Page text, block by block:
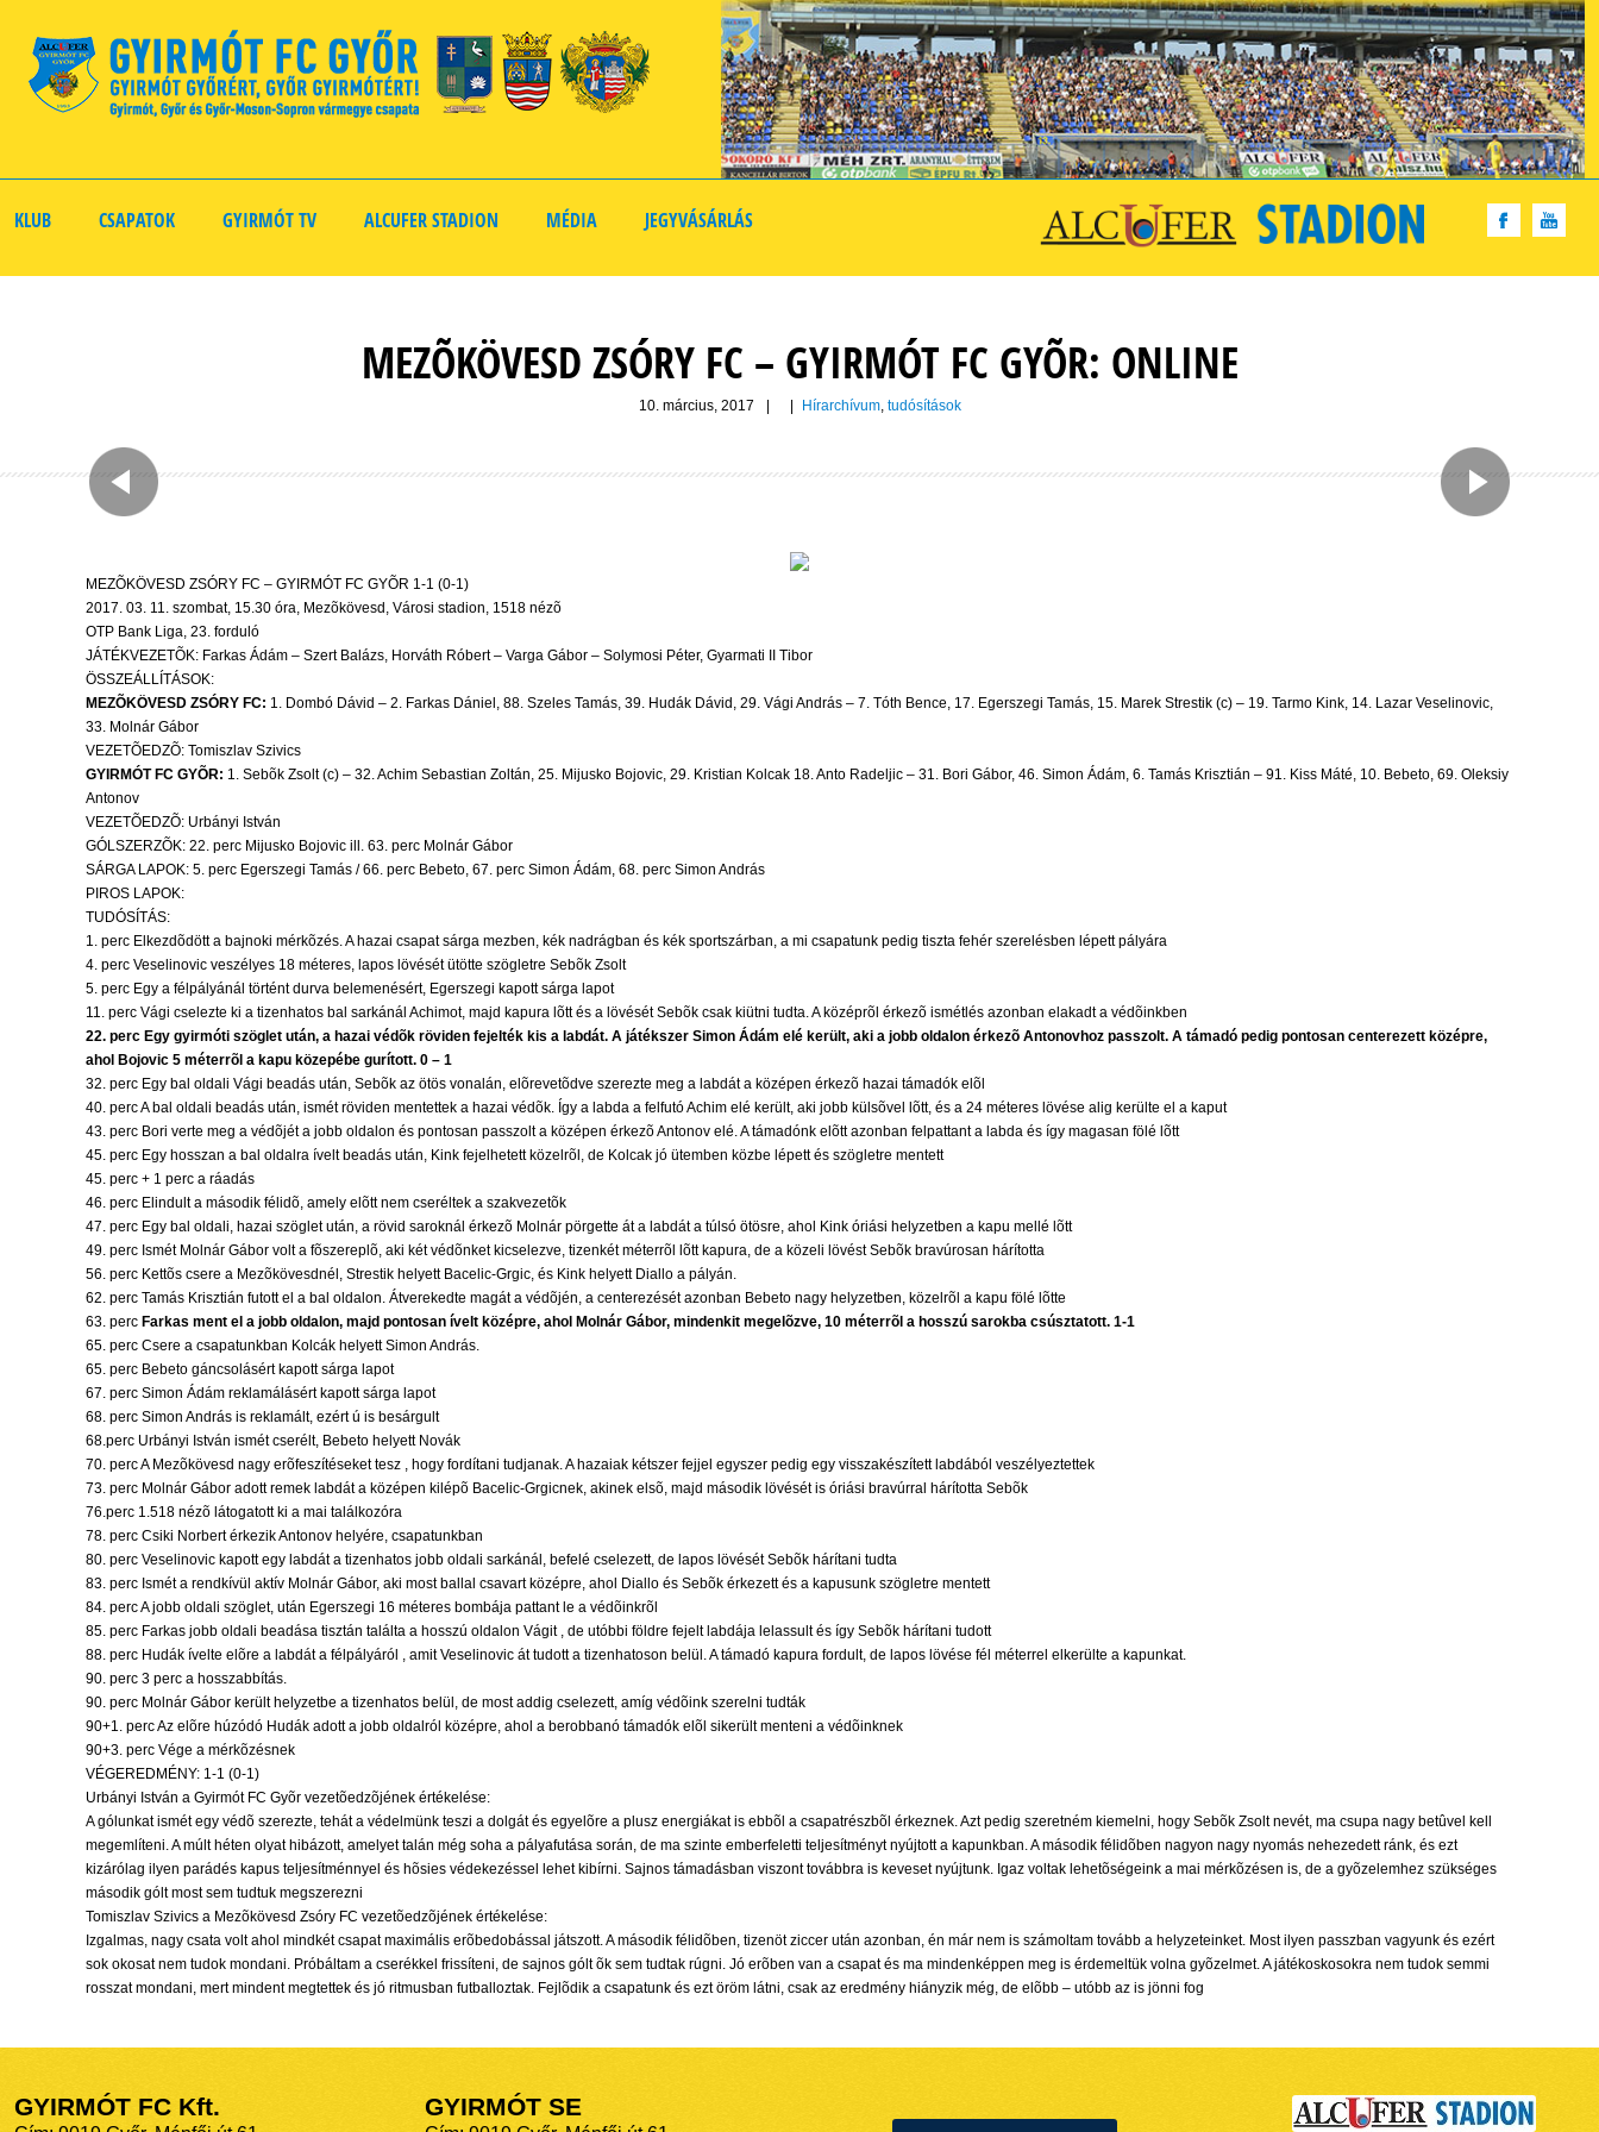
KLUB CSAPATOK GYIRMÓT TV ALCUFER STADION MÉDIA JEGYVÁSÁRLÁS
MEZÕKÖVESD ZSÓRY FC – GYIRMÓT FC GYÕR: ONLINE
10. március, 2017 Hírarchívum, tudósítások
MEZÕKÖVESD ZSÓRY FC – GYIRMÓT FC GYÕR 1-1 (0-1)
2017. 03. 11. szombat, 15.30 óra, Mezõkövesd, Városi stadion, 1518 nézõ
OTP Bank Liga, 23. forduló
JÁTÉKVEZETÕK: Farkas Ádám – Szert Balázs, Horváth Róbert – Varga Gábor – Solymosi Péter, Gyarmati II Tibor
ÖSSZEÁLLÍTÁSOK:
MEZÕKÖVESD ZSÓRY FC: 1. Dombó Dávid – 2. Farkas Dániel, 88. Szeles Tamás, 39. Hudák Dávid, 29. Vági András – 7. Tóth Bence, 17. Egerszegi Tamás, 15. Marek Strestik (c) – 19. Tarmo Kink, 14. Lazar Veselinovic,
33. Molnár Gábor
VEZETÕEDZÕ: Tomiszlav Szivics
GYIRMÓT FC GYÕR: 1. Sebõk Zsolt (c) – 32. Achim Sebastian Zoltán, 25. Mijusko Bojovic, 29. Kristian Kolcak 18. Anto Radeljic – 31. Bori Gábor, 46. Simon Ádám, 6. Tamás Krisztián – 91. Kiss Máté, 10. Bebeto, 69. Oleksiy
Antonov
VEZETÕEDZÕ: Urbányi István
GÓLSZERZÕK: 22. perc Mijusko Bojovic ill. 63. perc Molnár Gábor
SÁRGA LAPOK: 5. perc Egerszegi Tamás / 66. perc Bebeto, 67. perc Simon Ádám, 68. perc Simon András
PIROS LAPOK:
TUDÓSÍTÁS:
1. perc Elkezdõdött a bajnoki mérkõzés. A hazai csapat sárga mezben, kék nadrágban és kék sportszárban, a mi csapatunk pedig tiszta fehér szerelésben lépett pályára
4. perc Veselinovic veszélyes 18 méteres, lapos lövését ütötte szögletre Sebõk Zsolt
5. perc Egy a félpályánál történt durva belemenésért, Egerszegi kapott sárga lapot
11. perc Vági cselezte ki a tizenhatos bal sarkánál Achimot, majd kapura lõtt és a lövését Sebõk csak kiütni tudta. A középrõl érkezõ ismétlés azonban elakadt a védõinkben
22. perc Egy gyirmóti szöglet után, a hazai védõk röviden fejelték kis a labdát. A játékszer Simon Ádám elé került, aki a jobb oldalon érkezõ Antonovhoz passzolt. A támadó pedig pontosan centerezett középre,
ahol Bojovic 5 méterrõl a kapu közepébe gurított. 0 – 1
32. perc Egy bal oldali Vági beadás után, Sebõk az ötös vonalán, elõrevetõdve szerezte meg a labdát a középen érkezõ hazai támadók elõl
40. perc A bal oldali beadás után, ismét röviden mentettek a hazai védõk. Így a labda a felfutó Achim elé került, aki jobb külsõvel lõtt, és a 24 méteres lövése alig kerülte el a kaput
43. perc Bori verte meg a védõjét a jobb oldalon és pontosan passzolt a középen érkezõ Antonov elé. A támadónk elõtt azonban felpattant a labda és így magasan fölé lõtt
45. perc Egy hosszan a bal oldalra ívelt beadás után, Kink fejelhetett közelrõl, de Kolcak jó ütemben közbe lépett és szögletre mentett
45. perc + 1 perc a ráadás
46. perc Elindult a második félidõ, amely elõtt nem cseréltek a szakvezetõk
47. perc Egy bal oldali, hazai szöglet után, a rövid saroknál érkezõ Molnár pörgette át a labdát a túlsó ötösre, ahol Kink óriási helyzetben a kapu mellé lõtt
49. perc Ismét Molnár Gábor volt a fõszereplõ, aki két védõnket kicselezve, tizenkét méterrõl lõtt kapura, de a közeli lövést Sebõk bravúrosan hárította
56. perc Kettõs csere a Mezõkövesdnél, Strestik helyett Bacelic-Grgic, és Kink helyett Diallo a pályán.
62. perc Tamás Krisztián futott el a bal oldalon. Átverekedte magát a védõjén, a centerezését azonban Bebeto nagy helyzetben, közelrõl a kapu fölé lõtte
63. perc Farkas ment el a jobb oldalon, majd pontosan ívelt középre, ahol Molnár Gábor, mindenkit megelõzve, 10 méterrõl a hosszú sarokba csúsztatott. 1-1
65. perc Csere a csapatunkban Kolcák helyett Simon András.
65. perc Bebeto gáncsolásért kapott sárga lapot
67. perc Simon Ádám reklamálásért kapott sárga lapot
68. perc Simon András is reklamált, ezért ú is besárgult
68.perc Urbányi István ismét cserélt, Bebeto helyett Novák
70. perc A Mezõkövesd nagy erõfeszítéseket tesz , hogy fordítani tudjanak. A hazaiak kétszer fejjel egyszer pedig egy visszakészített labdából veszélyeztettek
73. perc Molnár Gábor adott remek labdát a középen kilépõ Bacelic-Grgicnek, akinek elsõ, majd második lövését is óriási bravúrral hárította Sebõk
76.perc 1.518 nézõ látogatott ki a mai találkozóra
78. perc Csiki Norbert érkezik Antonov helyére, csapatunkban
80. perc Veselinovic kapott egy labdát a tizenhatos jobb oldali sarkánál, befelé cselezett, de lapos lövését Sebõk hárítani tudta
83. perc Ismét a rendkívül aktív Molnár Gábor, aki most ballal csavart középre, ahol Diallo és Sebõk érkezett és a kapusunk szögletre mentett
84. perc A jobb oldali szöglet, után Egerszegi 16 méteres bombája pattant le a védõinkrõl
85. perc Farkas jobb oldali beadása tisztán találta a hosszú oldalon Vágit , de utóbbi földre fejelt labdája lelassult és így Sebõk hárítani tudott
88. perc Hudák ívelte elõre a labdát a félpályáról , amit Veselinovic át tudott a tizenhatoson belül. A támadó kapura fordult, de lapos lövése fél méterrel elkerülte a kapunkat.
90. perc 3 perc a hosszabbítás.
90. perc Molnár Gábor került helyzetbe a tizenhatos belül, de most addig cselezett, amíg védõink szerelni tudták
90+1. perc Az elõre húzódó Hudák adott a jobb oldalról középre, ahol a berobbanó támadók elõl sikerült menteni a védõinknek
90+3. perc Vége a mérkõzésnek
VÉGEREDMÉNY: 1-1 (0-1)
Urbányi István a Gyirmót FC Gyõr vezetõedzõjének értékelése:
A gólunkat ismét egy védõ szerezte, tehát a védelmünk teszi a dolgát és egyelõre a plusz energiákat is ebbõl a csapatrészbõl érkeznek. Azt pedig szeretném kiemelni, hogy Sebõk Zsolt nevét, ma csupa nagy betûvel kell
megemlíteni. A múlt héten olyat hibázott, amelyet talán még soha a pályafutása során, de ma szinte emberfeletti teljesítményt nyújtott a kapunkban. A második félidõben nagyon nagy nyomás nehezedett ránk, és ezt
kizárólag ilyen parádés kapus teljesítménnyel és hõsies védekezéssel lehet kibírni. Sajnos támadásban viszont továbbra is keveset nyújtunk. Igaz voltak lehetõségeink a mai mérkõzésen is, de a gyõzelemhez szükséges
második gólt most sem tudtuk megszerezni
Tomiszlav Szivics a Mezõkövesd Zsóry FC vezetõedzõjének értékelése:
Izgalmas, nagy csata volt ahol mindkét csapat maximális erõbedobással játszott. A második félidõben, tizenöt ziccer után azonban, én már nem is számoltam tovább a helyzeteinket. Most ilyen passzban vagyunk és ezért
sok okosat nem tudok mondani. Próbáltam a cserékkel frissíteni, de sajnos gólt õk sem tudtak rúgni. Jó erõben van a csapat és ma mindenképpen meg is érdemeltük volna gyõzelmet. A játékoskosokra nem tudok semmi
rosszat mondani, mert mindent megtettek és jó ritmusban futballoztak. Fejlõdik a csapatunk és ezt öröm látni, csak az eredmény hiányzik még, de elõbb – utóbb az is jönni fog
GYIRMÓT FC Kft. GYIRMÓT SE